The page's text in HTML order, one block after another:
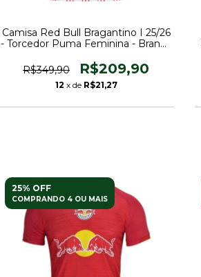
Camisa Red Bull Bragantino I 25/26
- Torcedor Puma Feminina - Branca
R$349,90
R$209,90
12 x de R$21,27
25% OFF
COMPRANDO 4 OU MAIS